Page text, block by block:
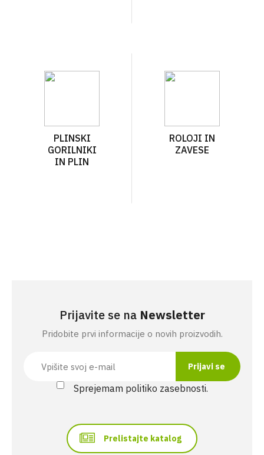
PLINSKI
GORILNIKI
IN PLIN
ROLOJI IN
ZAVESE
Prijavite se na Newsletter
Pridobite prvi informacije o novih proizvodih.
Sprejemam politiko zasebnosti.
Prelistajte katalog